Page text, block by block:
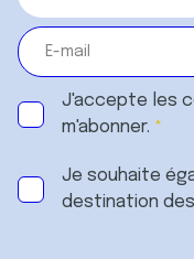
J'accepte les
m'abonner.
Je souhaite
destination